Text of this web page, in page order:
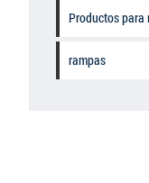
Productos para
rampas